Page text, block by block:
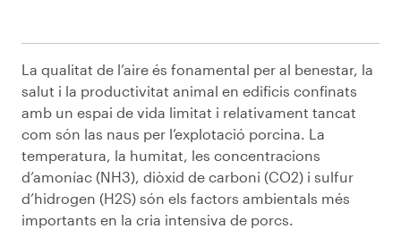
La qualitat de l’aire és fonamental per al benestar, la
salut i la productivitat animal en edificis confinats
amb un espai de vida limitat i relativament tancat
com són las naus per l’explotació porcina. La
temperatura, la humitat, les concentracions
d’amoníac (NH3), diòxid de carboni (CO2) i sulfur
d’hidrogen (H2S) són els factors ambientals més
importants en la cria intensiva de porcs.